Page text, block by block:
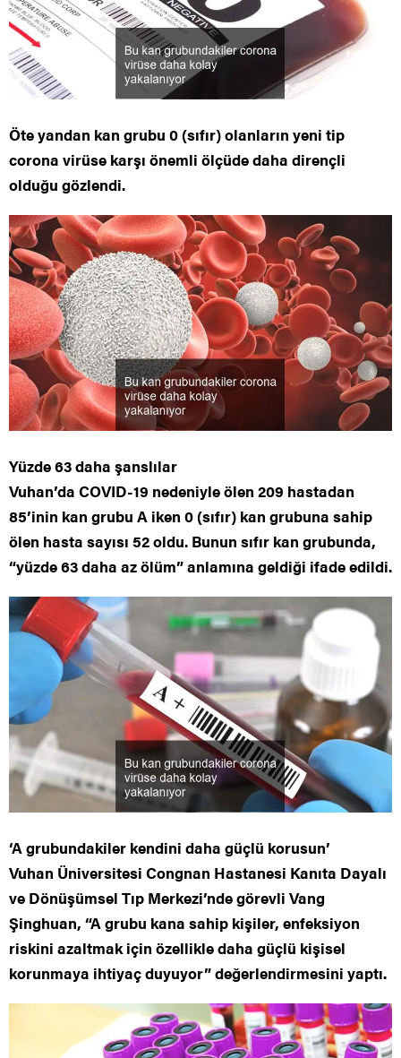
Öte yandan kan grubu 0 (sıfır) olanların yeni tip
corona virüse karşı önemli ölçüde daha dirençli
olduğu gözlendi.
Yüzde 63 daha şanslılar
Vuhan’da COVID-19 nedeniyle ölen 209 hastadan
85’inin kan grubu A iken 0 (sıfır) kan grubuna sahip
ölen hasta sayısı 52 oldu. Bunun sıfır kan grubunda,
“yüzde 63 daha az ölüm” anlamına geldiği ifade edildi.
‘A grubundakiler kendini daha güçlü korusun’
Vuhan Üniversitesi Congnan Hastanesi Kanıta Dayalı
ve Dönüşümsel Tıp Merkezi’nde görevli Vang
Şinghuan, “A grubu kana sahip kişiler, enfeksiyon
riskini azaltmak için özellikle daha güçlü kişisel
korunmaya ihtiyaç duyuyor” değerlendirmesini yaptı.